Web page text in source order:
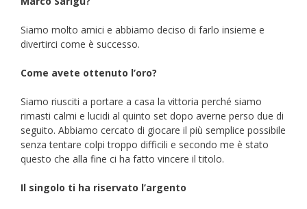
Siamo molto amici e abbiamo deciso di farlo insieme e
divertirci come è successo.
Come avete ottenuto l’oro?
Siamo riusciti a portare a casa la vittoria perché siamo
rimasti calmi e lucidi al quinto set dopo averne perso due di
seguito. Abbiamo cercato di giocare il più semplice possibile
senza tentare colpi troppo difficili e secondo me è stato
questo che alla fine ci ha fatto vincere il titolo.
Il singolo ti ha riservato l’argento